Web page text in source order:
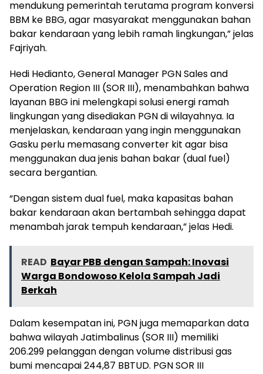
mendukung pemerintah terutama program konversi
BBM ke BBG, agar masyarakat menggunakan bahan
bakar kendaraan yang lebih ramah lingkungan,” jelas
Fajriyah.
Hedi Hedianto, General Manager PGN Sales and
Operation Region III (SOR III), menambahkan bahwa
layanan BBG ini melengkapi solusi energi ramah
lingkungan yang disediakan PGN di wilayahnya. Ia
menjelaskan, kendaraan yang ingin menggunakan
Gasku perlu memasang converter kit agar bisa
menggunakan dua jenis bahan bakar (dual fuel)
secara bergantian.
“Dengan sistem dual fuel, maka kapasitas bahan
bakar kendaraan akan bertambah sehingga dapat
menambah jarak tempuh kendaraan,” jelas Hedi.
READ Bayar PBB dengan Sampah: Inovasi
Warga Bondowoso Kelola Sampah Jadi
Berkah
Dalam kesempatan ini, PGN juga memaparkan data
bahwa wilayah Jatimbalinus (SOR III) memiliki
206.299 pelanggan dengan volume distribusi gas
bumi mencapai 244,87 BBTUD. PGN SOR III